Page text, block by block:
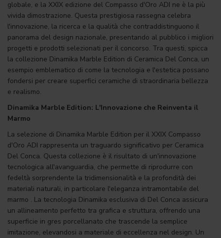
globale, e la XXIX edizione del Compasso d'Oro ADI ne è la più
vivida dimostrazione. Questa prestigiosa rassegna celebra
l'innovazione, la ricerca e la qualità che contraddistinguono il
panorama del design nazionale, presentando al pubblico i migliori
progetti e prodotti selezionati per il concorso. Tra questi, spicca
la collezione Dinamika Marble Edition di Ceramica Del Conca, un
esempio emblematico di come la tecnologia e l'estetica possano
fondersi per creare superfici ceramiche di straordinaria bellezza
e realismo.
Dinamika Marble Edition: L'Innovazione che Reinventa il
Marmo
La selezione di Dinamika Marble Edition per il XXIX Compasso
d'Oro ADI rappresenta un traguardo significativo per Ceramica
Del Conca. Questa collezione è il risultato di un'innovazione
tecnologica all'avanguardia, che permette di riprodurre con
fedeltà sorprendente la tridimensionalità e la profondità dei
materiali naturali, in particolare l'eleganza intramontabile del
marmo . La tecnologia Dinamika esclusiva di Del Conca assicura
un allineamento perfetto tra grafica e struttura, offrendo una
superficie in gres porcellanato che trascende la semplice
imitazione, elevandosi a materiale di eccellenza nel design. Un